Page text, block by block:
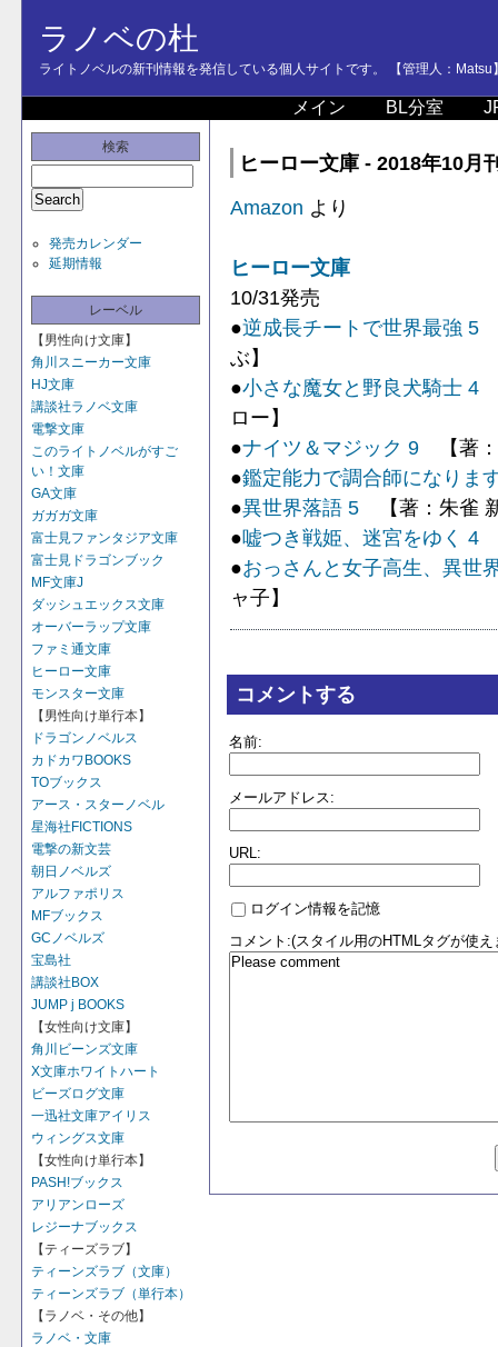
ラノベの杜
ライトノベルの新刊情報を発信している個人サイトです。 【管理人：Matsu
メイン BL分室
検索
発売カレンダー
延期情報
レーベル
【男性向け文庫】
角川スニーカー文庫
HJ文庫
講談社ラノベ文庫
電撃文庫
このライトノベルがすご
い！文庫
GA文庫
ガガガ文庫
富士見ファンタジア文庫
富士見ドラゴンブック
MF文庫J
ダッシュエックス文庫
オーバーラップ文庫
ファミ通文庫
ヒーロー文庫
モンスター文庫
【男性向け単行本】
ドラゴンノベルス
カドカワBOOKS
TOブックス
アース・スターノベル
星海社FICTIONS
電撃の新文芸
朝日ノベルズ
アルファポリス
MFブックス
GCノベルズ
宝島社
講談社BOX
JUMP j BOOKS
【女性向け文庫】
角川ビーンズ文庫
X文庫ホワイトハート
ビーズログ文庫
一迅社文庫アイリス
ウィングス文庫
【女性向け単行本】
PASH!ブックス
アリアンローズ
レジーナブックス
【ティーズラブ】
ティーンズラブ（文庫）
ティーンズラブ（単行本）
【ラノベ・その他】
ラノベ・文庫
ヒーロー文庫 - 2018年10月
Amazon より
ヒーロー文庫
10/31発売
●逆成長チートで世界最強 5
ぶ】
●小さな魔女と野良犬騎士 4
ロー】
●ナイツ＆マジック 9 【著：
●鑑定能力で調合師になりま
●異世界落語 5 【著：朱雀
●嘘つき戦姫、迷宮をゆく 4
●おっさんと女子高生、異世
ャ子】
コメントする
名前:
メールアドレス:
URL:
ログイン情報を記憶
コメント:(スタイル用のHTMLタグが使え